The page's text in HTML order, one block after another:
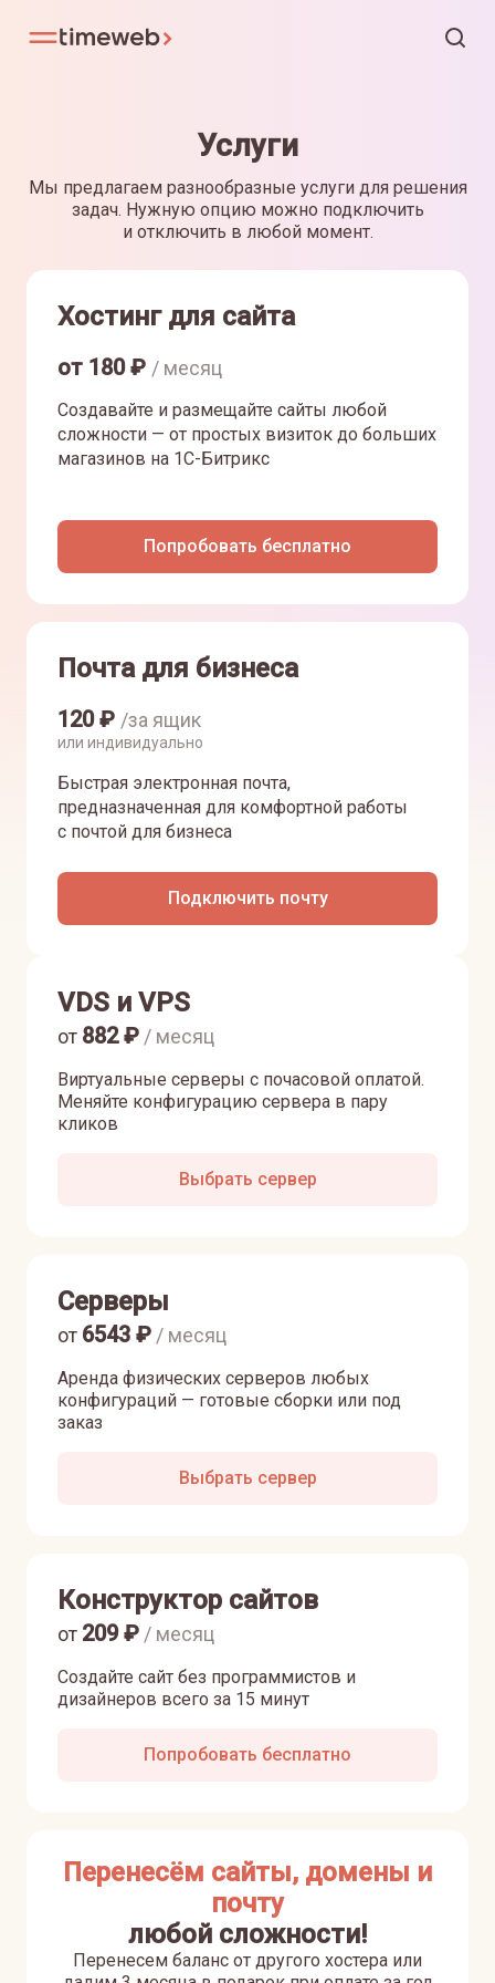
Услуги
Мы предлагаем разнообразные услуги для решения
задач. Нужную опцию можно подключить
и отключить в любой момент.
Хостинг для сайта
от 180₽ / месяц
Создавайте и размещайте сайты любой
сложности — от простых визиток до больших
магазинов на 1С-Битрикс
Попробовать бесплатно
Почта для бизнеса
120₽ /за ящик
или индивидуально
Быстрая электронная почта,
предназначенная для комфортной работы
с почтой для бизнеса
Подключить почту
VDS и VPS
Виртуальные серверы с почасовой оплатой.
Меняйте конфигурацию сервера в пару
кликов
от 882₽ / месяц
Выбрать сервер
Серверы
Аренда физических серверов любых
конфигураций — готовые сборки или под
заказ
от 6543 ₽ / месяц
Выбрать сервер
Конструктор сайтов
Создайте сайт без программистов и
дизайнеров всего за 15 минут
от 209₽ / месяц
Попробовать бесплатно
Перенесём сайты, домены и
почту
любой сложности!
Перенесем баланс от другого хостера или